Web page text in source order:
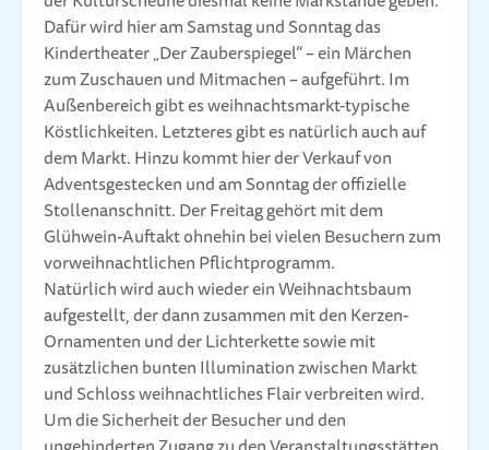
Dafür wird hier am Samstag und Sonntag das
Kindertheater „Der Zauberspiegel“ – ein Märchen
zum Zuschauen und Mitmachen – aufgeführt. Im
Außenbereich gibt es weihnachtsmarkt-typische
Köstlichkeiten. Letzteres gibt es natürlich auch auf
dem Markt. Hinzu kommt hier der Verkauf von
Adventsgestecken und am Sonntag der offizielle
Stollenanschnitt. Der Freitag gehört mit dem
Glühwein-Auftakt ohnehin bei vielen Besuchern zum
vorweihnachtlichen Pflichtprogramm.
Natürlich wird auch wieder ein Weihnachtsbaum
aufgestellt, der dann zusammen mit den Kerzen-
Ornamenten und der Lichterkette sowie mit
zusätzlichen bunten Illumination zwischen Markt
und Schloss weihnachtliches Flair verbreiten wird.
Um die Sicherheit der Besucher und den